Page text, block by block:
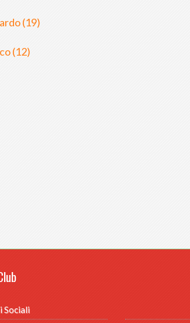
(19)
(12)
Sociali